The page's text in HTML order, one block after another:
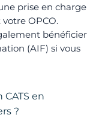
prise en charge
OPCO.
bénéficier
(AIF) si vous
en
?